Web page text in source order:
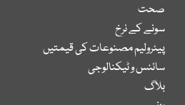
صحت
سونے کے نرخ
پیٹرولیم مصنوعات کی قیمتیں
سائنس و ٹیکنالوجی
بلاگ